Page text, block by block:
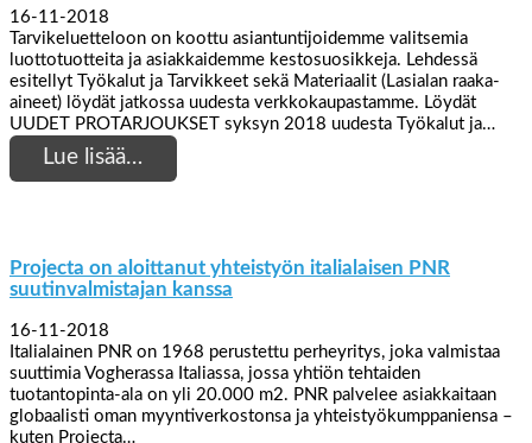
16-11-2018
Tarvikeluetteloon on koottu asiantuntijoidemme valitsemia
luottotuotteita ja asiakkaidemme kestosuosikkeja. Lehdessä
esitellyt Työkalut ja Tarvikkeet sekä Materiaalit (Lasialan raaka-
aineet) löydät jatkossa uudesta verkkokaupastamme. Löydät
UUDET PROTARJOUKSET syksyn 2018 uudesta Työkalut ja…
Lue lisää…
Projecta on aloittanut yhteistyön italialaisen PNR
suutinvalmistajan kanssa
16-11-2018
Italialainen PNR on 1968 perustettu perheyritys, joka valmistaa
suuttimia Vogherassa Italiassa, jossa yhtiön tehtaiden
tuotantopinta-ala on yli 20.000 m2. PNR palvelee asiakkaitaan
globaalisti oman myyntiverkostonsa ja yhteistyökumppaniensa –
kuten Projecta…